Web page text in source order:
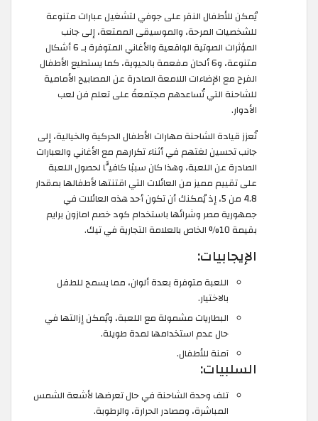
يُمكن للأطفال النقر على جوفي لتشغيل عبارات متنوعة
للشخصيات المرحة، والموسيقى الممتعة، إلى جانب
المؤثرات الصوتية الواقعية والأغاني المتوفرة بـ 6 أشكال
متنوعة، و6 ألحان مفعمة بالحيوية، كما يستطيع الأطفال
الفرح مع الإضاءات اللامعة الصادرة عن المصابيح الأمامية
للشاحنة التي تُساعدهم مجتمعةً على تعلم فن لعب
الأدوار.
تُعزز قيادة الشاحنة مهارات الأطفال الحركية والخيالية، إلى
جانب تحسين لغتهم في أثناء تكرارهم مع الأغاني والعبارات
الصادرة عن اللعبة، وهذا كان سببًا كافيًّا لحصول اللعبة
على تقييم مميز من العائلات التي اقتنتها لأطفالها بمقدار
4.8 من 5، إذ يُمكنك أن تكون أحد هذه العائلات في
جمهورية مصر وشرائها باستخدام كود خصم امازون برايم
بقيمة 10% الخاص بالعلامة التجارية في تيك.
الإيجابيات:
اللعبة متوفرة بعدة ألوان، مما يسمح للطفل
بالاختيار.
البطاريات مشمولة مع اللعبة، ويُمكن إزالتها في
حال عدم استخدامها لمدة طويلة.
آمنة للأطفال.
السلبيات:
تلف وحدة الشاحنة في حال تعرضها لأشعة الشمس
المباشرة، ومصادر الحرارة، والرطوبة.